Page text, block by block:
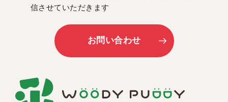
信させていただきます
お問い合わせ